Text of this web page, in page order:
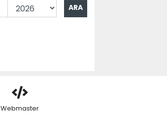
Webmaster